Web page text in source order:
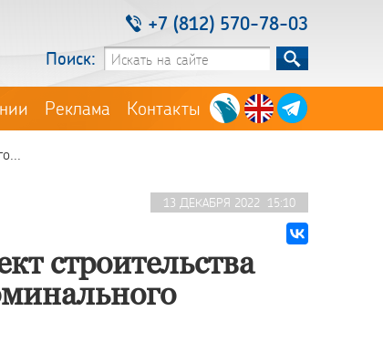
+7 (812) 570-78-03
Поиск:
Реклама Контакты
13 ДЕКАБРЯ 2022 15:10
строительства